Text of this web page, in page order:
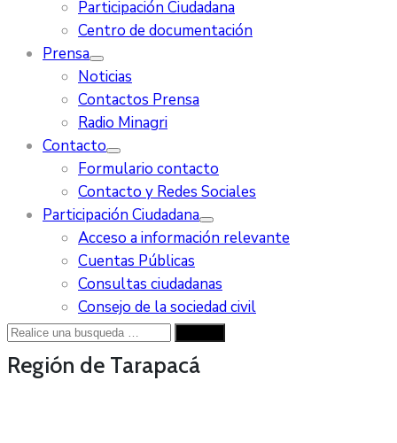
Participación Ciudadana
Centro de documentación
Prensa
Noticias
Contactos Prensa
Radio Minagri
Contacto
Formulario contacto
Contacto y Redes Sociales
Participación Ciudadana
Acceso a información relevante
Cuentas Públicas
Consultas ciudadanas
Consejo de la sociedad civil
Región de Tarapacá